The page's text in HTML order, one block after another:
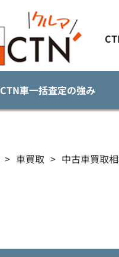
CTN車一括査定の強み
> 車買取 > 中古車買取